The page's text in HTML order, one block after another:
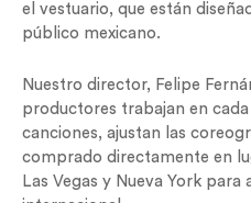
el vestuario, que están
público mexicano.
Nuestro director, Felipe
productores trabajan en
canciones, ajustan las
comprado directamente en
Las Vegas y Nueva York para